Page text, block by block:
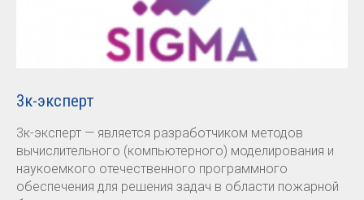
3к-эксперт
3к-эксперт — является разработчиком методов
вычислительного (компьютерного) моделирования и
наукоемкого отечественного программного
обеспечения для решения задач в области пожарной